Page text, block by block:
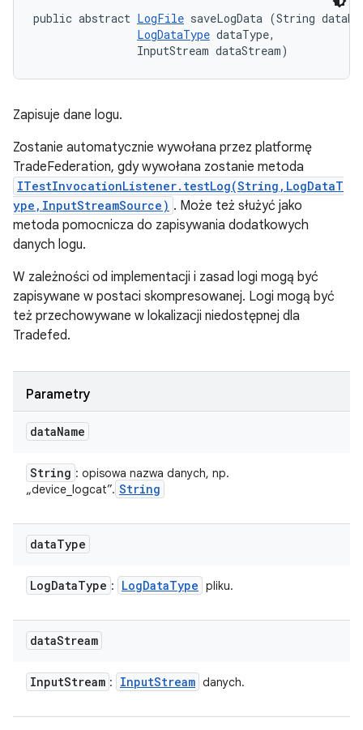
public abstract LogFile saveLogData (String
LogDataType dataType,
                InputStream dataStream)
Zapisuje dane logu.
Zostanie automatycznie wywołana przez platformę
TradeFederation, gdy wywołana zostanie metoda
ITestInvocationListener.testLog(String,LogDataT
ype,InputStreamSource) . Może też służyć jako
metoda pomocnicza do zapisywania dodatkowych
danych logu.
W zależności od implementacji i zasad logi mogą być
zapisywane w postaci skompresowanej. Logi mogą być
też przechowywane w lokalizacji niedostępnej dla
Tradefed.
Parametry
dataName
String : opisowa nazwa danych, np.
„device_logcat”. String
dataType
LogDataType : LogDataType pliku.
dataStream
InputStream : InputStream danych.